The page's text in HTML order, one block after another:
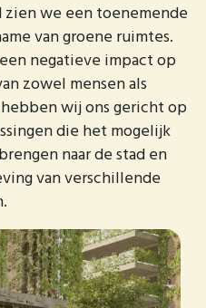
we een toenemende
van groene ruimtes.
negatieve impact op
zowel mensen als
wij ons gericht op
die het mogelijk
naar de stad en
van verschillende